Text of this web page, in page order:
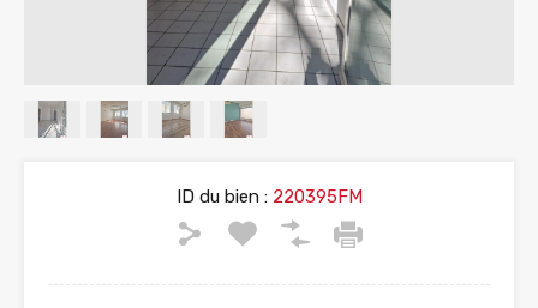
ID du bien :220395FM